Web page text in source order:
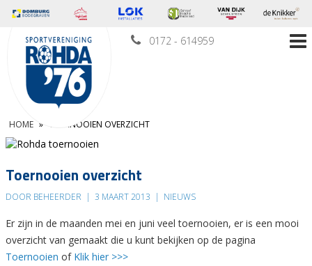
0172 - 614959
HOME » TOERNOOIEN OVERZICHT
Toernooien overzicht
DOOR BEHEERDER | 3 MAART 2013 | NIEUWS
Er zijn in de maanden mei en juni veel toernooien, er is een mooi
overzicht van gemaakt die u kunt bekijken op de pagina
Toernooien of Klik hier >>>